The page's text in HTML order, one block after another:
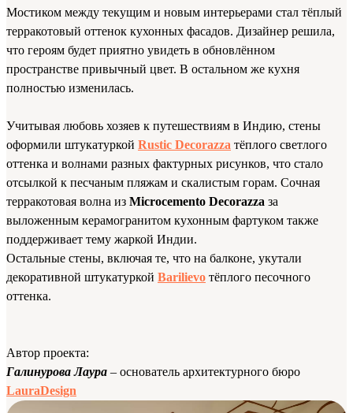
Мостиком между текущим и новым интерьерами стал тёплый
терракотовый оттенок кухонных фасадов. Дизайнер решила,
что героям будет приятно увидеть в обновлённом
пространстве привычный цвет. В остальном же кухня
полностью изменилась.
Учитывая любовь хозяев к путешествиям в Индию, стены
оформили штукатуркой Rustic Decorazza тёплого светлого
оттенка и волнами разных фактурных рисунков, что стало
отсылкой к песчаным пляжам и скалистым горам. Сочная
терракотовая волна из Microcementо Decorazza за
выложенным керамогранитом кухонным фартуком также
поддерживает тему жаркой Индии.
Остальные стены, включая те, что на балконе, укутали
декоративной штукатуркой Barilievo тёплого песочного
оттенка.
Автор проекта:
Галинурова Лаура – основатель архитектурного бюро
LauraDesign